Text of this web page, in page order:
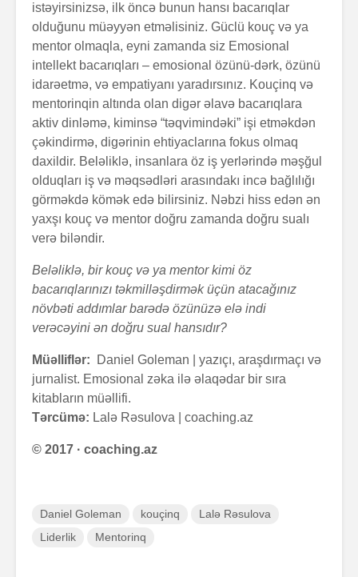
istəyirsinizsə, ilk öncə bunun hansı bacarıqlar
olduğunu müəyyən etməlisiniz. Güclü kouç və ya
mentor olmaqla, eyni zamanda siz Emosional
intellekt bacarıqları – emosional özünü-dərk, özünü
idarəetmə, və empatiyanı yaradırsınız. Kouçinq və
mentorinqin altında olan digər əlavə bacarıqlara
aktiv dinləmə, kiminsə “təqvimindəki” işi etməkdən
çəkindirmə, digərinin ehtiyaclarına fokus olmaq
daxildir. Beləliklə, insanlara öz iş yerlərində məşğul
olduqları iş və məqsədləri arasındakı incə bağlılığı
görməkdə kömək edə bilirsiniz. Nəbzi hiss edən ən
yaxşı kouç və mentor doğru zamanda doğru sualı
verə biləndir.
Beləliklə, bir kouç və ya mentor kimi öz
bacarıqlarınızı təkmilləşdirmək üçün atacağınız
növbəti addımlar barədə özünüzə elə indi
verəcəyini ən doğru sual hansıdır?
Müəlliflər:
Daniel Goleman | yazıçı, araşdırmaçı və
jurnalist. Emosional zəka ilə əlaqədar bir sıra
kitabların müəllifi.
Tərcümə: Lalə Rəsulova | coaching.az
© 2017 · coaching.az
Daniel Goleman kouçinq
Lalə Rəsulova
Liderlik
Mentorinq